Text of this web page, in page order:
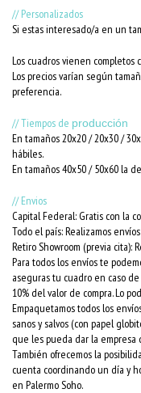
// Personalizados
Si estas interesado/a en un
Los cuadros vienen completos
Los precios varían según
preferencia.
// Tiempos de producción
En tamaños 20x20 / 20x30 /
hábiles.
En tamaños 40x50 / 50x60 la
// Envios
Capital Federal: Gratis con la
Todo el país: Realizamos
Retiro Showroom (previa cita):
Para todos los envíos te
aseguras tu cuadro en caso
10% del valor de compra. Lo
Empaquetamos todos los
sanos y salvos (con papel
que les pueda dar la empresa
También ofrecemos la
cuenta coordinando un día y
en Palermo Soho.